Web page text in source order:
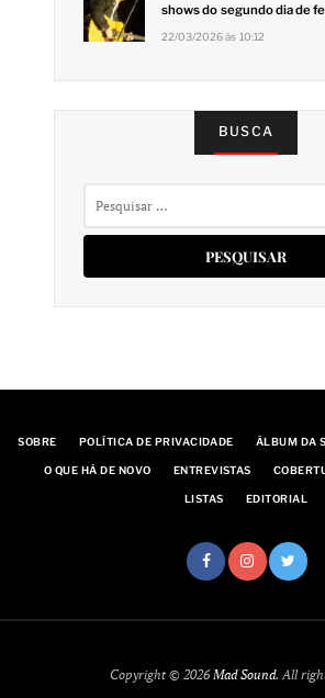
shows do segundo dia de
22/03/2026 às 10:12
BUSCA
SOBRE POLÍTICA DE PRIVACIDADE ÁLBUM DA
O QUE HÁ DE NOVO ENTREVISTAS
LISTAS EDITORIAL
Copyright © 2026Mad Sound. All